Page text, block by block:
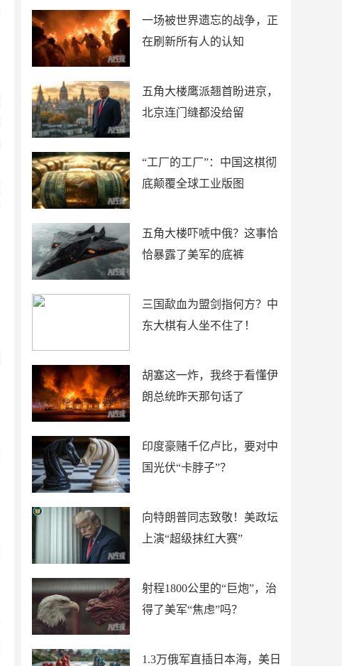
一场被世界遗忘的战争，正
在刷新所有人的认知
五角大楼鹰派翘首盼进京，
北京连门缝都没给留
“工厂的工厂”：中国这棋彻
底颠覆全球工业版图
五角大楼吓唬中俄？这事恰
恰暴露了美军的底裤
三国歃血为盟剑指何方？中
东大棋有人坐不住了！
胡塞这一炸，我终于看懂伊
朗总统昨天那句话了
印度豪赌千亿卢比，要对中
国光伏“卡脖子”？
向特朗普同志致敬！美政坛
上演“超级抹红大赛”
射程1800公里的“巨炮”，治
得了美军“焦虑”吗？
1.3万俄军直插日本海，美日